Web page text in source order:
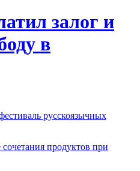
залог и
в
русскоязычных
продуктов при